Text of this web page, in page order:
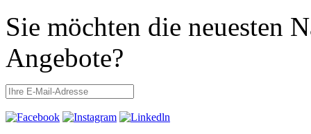
Sie möchten die neuesten
Angebote?